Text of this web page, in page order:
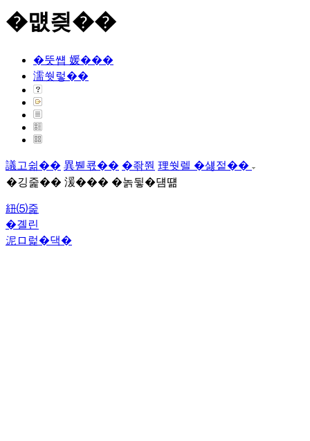
�먮즺��
�뚯썝 媛���
濡쒓렇��
議고쉶�� 異붿쿇�� �좎쭨 理쒓렐 �섏젙��
�깅줉�� 湲��� �놁뒿�덈떎
紐⑸줉
�곌린
泥ロ럹�댁�